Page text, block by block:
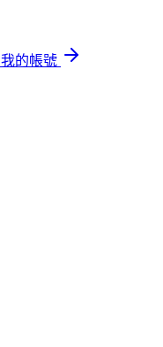
我的帳號